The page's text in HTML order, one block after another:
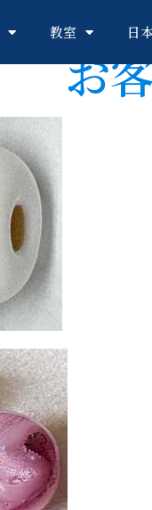
教室 日
お